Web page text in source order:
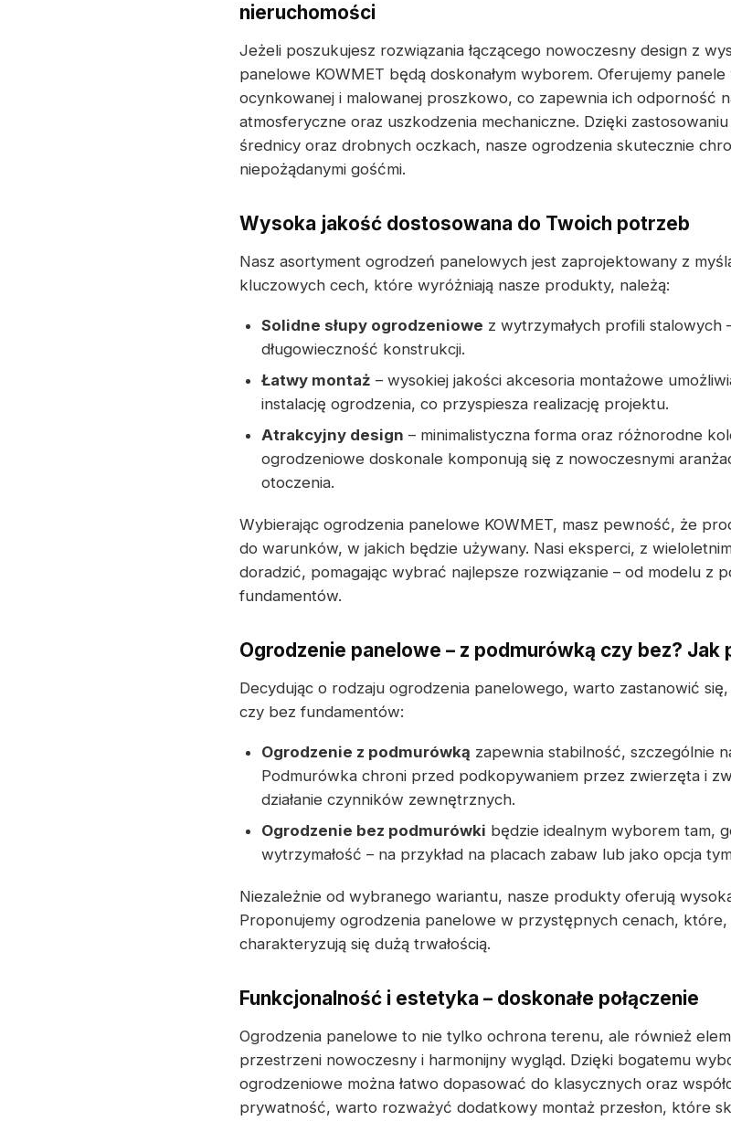
nieruchomości
Jeżeli poszukujesz rozwiązania łączącego nowoczesny design z
panelowe KOWMET będą doskonałym wyborem. Oferujemy
ocynkowanej i malowanej proszkowo, co zapewnia ich odporność
atmosferyczne oraz uszkodzenia mechaniczne. Dzięki
średnicy oraz drobnych oczkach, nasze ogrodzenia skutecznie
niepożądanymi gośćmi.
Wysoka jakość dostosowana do Twoich potrzeb
Nasz asortyment ogrodzeń panelowych jest zaprojektowany z
kluczowych cech, które wyróżniają nasze produkty, należą:
Solidne słupy ogrodzeniowe z wytrzymałych profili stalowych
długowieczność konstrukcji.
Łatwy montaż – wysokiej jakości akcesoria montażowe
instalację ogrodzenia, co przyspiesza realizację projektu.
Atrakcyjny design – minimalistyczna forma oraz różnorodne
ogrodzeniowe doskonale komponują się z nowoczesnymi
otoczenia.
Wybierając ogrodzenia panelowe KOWMET, masz pewność, że
do warunków, w jakich będzie używany. Nasi eksperci, z
doradzić, pomagając wybrać najlepsze rozwiązanie – od modelu z
fundamentów.
Ogrodzenie panelowe – z podmurówką czy bez? Jak
Decydując o rodzaju ogrodzenia panelowego, warto zastanowić
czy bez fundamentów:
Ogrodzenie z podmurówką zapewnia stabilność, szczególnie
Podmurówka chroni przed podkopywaniem przez zwierzęta i
działanie czynników zewnętrznych.
Ogrodzenie bez podmurówki będzie idealnym wyborem tam,
wytrzymałość – na przykład na placach zabaw lub jako opcja
Niezależnie od wybranego wariantu, nasze produkty oferują
Proponujemy ogrodzenia panelowe w przystępnych cenach,
charakteryzują się dużą trwałością.
Funkcjonalność i estetyka – doskonałe połączenie
Ogrodzenia panelowe to nie tylko ochrona terenu, ale również
przestrzeni nowoczesny i harmonijny wygląd. Dzięki bogatemu
ogrodzeniowe można łatwo dopasować do klasycznych oraz
prywatność, warto rozważyć dodatkowy montaż przesłon, które